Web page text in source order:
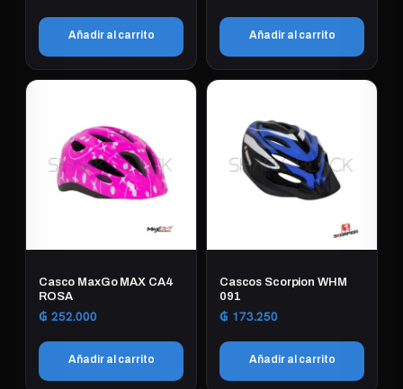
Añadir al carrito Añadir al carrito
Casco MaxGo MAX CA4
ROSA
₲ 252.000
Añadir al carrito
Cascos Scorpion WHM
091
₲ 173.250
Añadir al carrito